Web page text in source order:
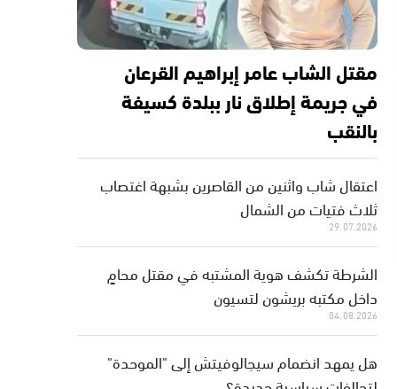
مقتل الشاب عامر إبراهيم القرعان
في جريمة إطلاق نار ببلدة كسيفة
بالنقب
اعتقال شاب واثنين من القاصرين بشبهة اغتصاب
ثلاث فتيات من الشمال
29.07.2026
الشرطة تكشف هوية المشتبه في مقتل محامٍ
داخل مكتبه بريشون لتسيون
04.08.2026
هل يمهد انضمام سيجالوفيتش إلى "الموحدة"